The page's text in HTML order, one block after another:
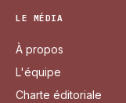
LE MÉDIA
À propos
L'équipe
Charte éditoriale